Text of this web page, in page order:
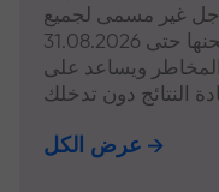
غير مسمى لجميع
المخاطر ويساعد على
النتائج دون تدخلك
عرض الكل